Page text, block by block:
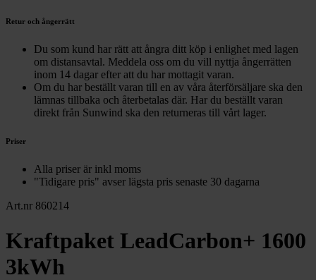
Retur och ångerrätt
Du som kund har rätt att ångra ditt köp i enlighet med lagen
om distansavtal. Meddela oss om du vill nyttja ångerrätten
inom 14 dagar efter att du har mottagit varan.
Om du har beställt varan till en av våra återförsäljare ska den
lämnas tillbaka och återbetalas där. Har du beställt varan
direkt från Sunwind ska den returneras till vårt lager.
Priser
Alla priser är inkl moms
"Tidigare pris" avser lägsta pris senaste 30 dagarna
Art.nr 860214
Kraftpaket LeadCarbon+ 1600
3kWh